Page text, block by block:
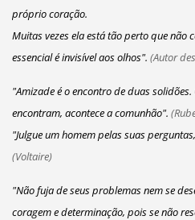
próprio coração.
Muitas vezes ela está tão perto que não
essencial é invisível aos olhos". (Autor
"Amizade é o encontro de duas
encontram, acontece a comunhão".
"Julgue um homem pelas suas
(Voltaire)
"Não fuja de seus problemas nem se
coragem e determinação, pois se não